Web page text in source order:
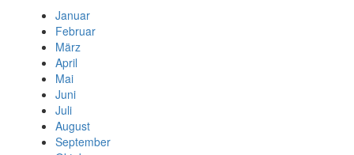
Januar
Februar
März
April
Mai
Juni
Juli
August
September